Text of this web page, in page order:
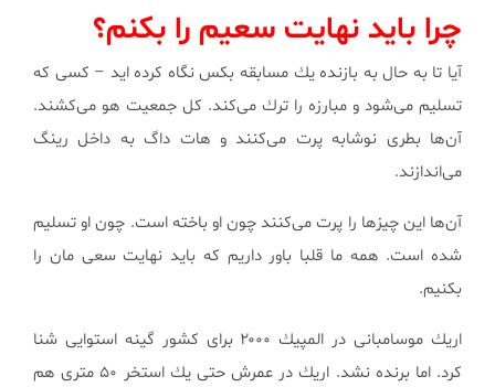
چرا باید نهایت سعیم را بكنم؟
آیا تا به حال به بازنده یك مسابقه بكس نگاه كرده اید – كسی كه
تسلیم می‌شود و مبارزه را ترك می‌كند. كل جمعیت هو می‌كشند.
آن‌ها بطری نوشابه پرت می‌كنند و هات داگ به داخل رینگ
می‌اندازند.
آن‌ها این چیزها را پرت می‌كنند چون او باخته است. چون او تسلیم
شده است. همه ما قلبا باور داریم كه باید نهایت سعی مان را
بكنیم.
اریك موسامبانی در المپیك ۲۰۰۰ برای كشور گینه استوایی شنا
كرد. اما برنده نشد. اریك در عمرش حتی یك استخر ۵۰ متری هم